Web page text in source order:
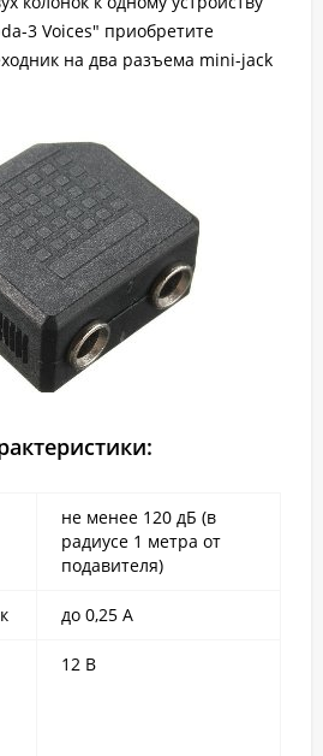
3 Voices" приобретите
на два разъема mini-jack
не менее 120 дБ (в
радиусе 1 метра от
подавителя)
до 0,25 А
12 В